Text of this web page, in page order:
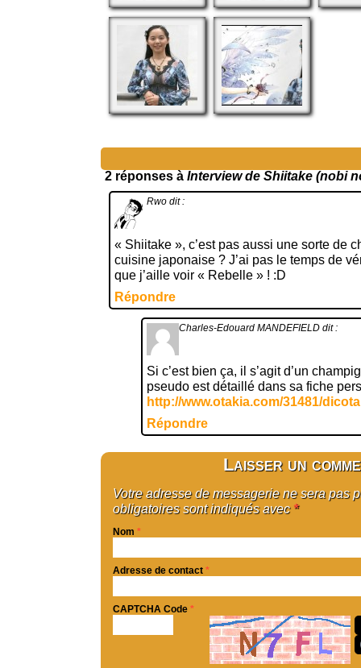
2 réponses à Interview de Shiitake (nobi
Rwo dit :
« Shiitake », c’est pas aussi une sorte de
cuisine japonaise ? J’ai pas le temps de
que j’aille voir « Rebelle » ! :D
Répondre
Charles-Edouard MANDEFIELD dit :
Si c’est bien ça, il s’agit d’un
pseudo est détaillé dans sa fiche
http://www.otakia.com/31481/
Répondre
Laisser un
Votre adresse de messagerie ne sera pas
obligatoires sont indiqués avec *
Nom *
Adresse de contact *
CAPTCHA Code *